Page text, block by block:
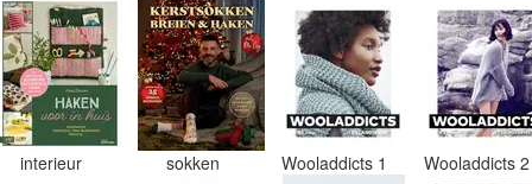
interieur sokken Wooladdicts 1 Wooladdicts